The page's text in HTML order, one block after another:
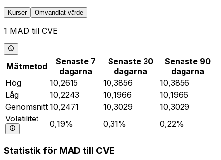
Kurser Omvandlat värde
1 MAD till CVE
Mätmetod
Senaste 7
dagarna
Senaste 30
dagarna
Senaste 90
dagarna
Hög
10,2615 10,3856
10,3856
Låg
10,2243 10,1966
10,1966
Genomsnitt 10,2471 10,3029
10,3029
Volatilitet
0,19% 0,31% 0,22%
Statistik för MAD till CVE